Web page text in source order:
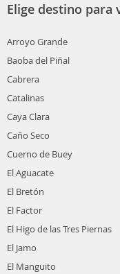
Elige destino para
Arroyo Grande
Baoba del Piñal
Cabrera
Catalinas
Caya Clara
Caño Seco
Cuerno de Buey
El Aguacate
El Bretón
El Factor
El Higo de las Tres Piernas
El Jamo
El Manguito